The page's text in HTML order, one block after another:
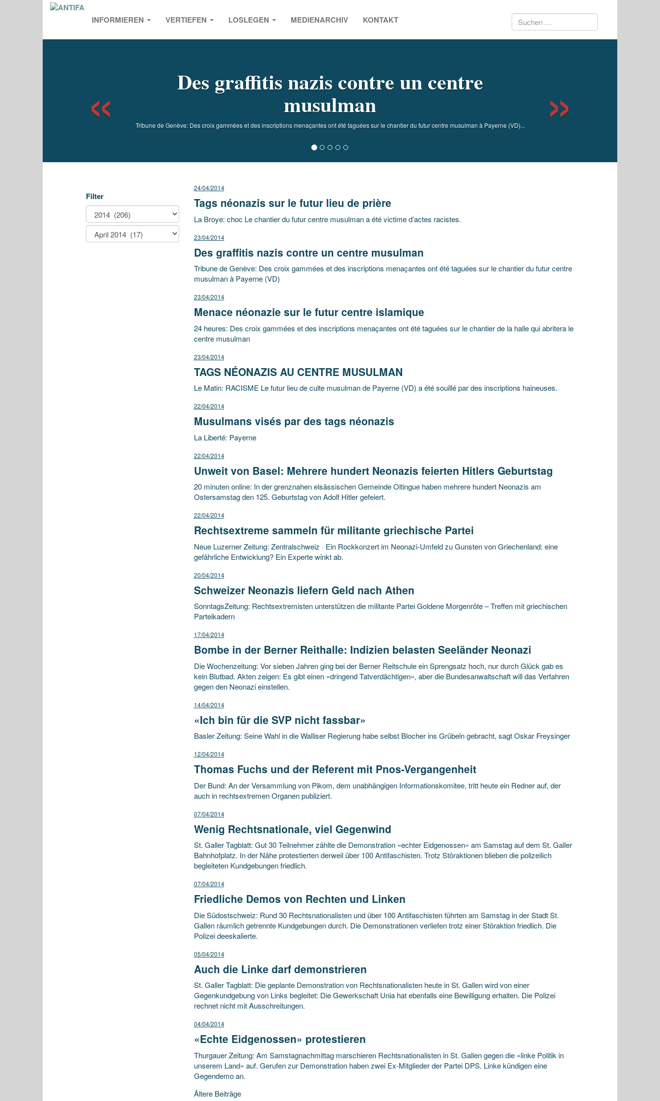
INFORMIEREN VERTIEFEN LOSLEGEN MEDIENARCHIV KONTAKT Suchen
Des graffitis nazis contre un centre
musulman
Tribune de Genève: Des croix gammées et des inscriptions menaçantes ont été taguées sur le chantier du futur centre musulman à Payerne (VD)...
Previous
Filter
24/04/2014
Tags néonazis sur le futur lieu de prière
La Broye: choc Le chantier du futur centre musulman a été victime d’actes racistes.
23/04/2014
Des graffitis nazis contre un centre musulman
Tribune de Genève: Des croix gammées et des inscriptions menaçantes ont été taguées sur le chantier du futur centre
musulman à Payerne (VD)
23/04/2014
Menace néonazie sur le futur centre islamique
24 heures: Des croix gammées et des inscriptions menaçantes ont été taguées sur le chantier de la halle qui abritera le
centre musulman
23/04/2014
TAGS NÉONAZIS AU CENTRE MUSULMAN
Le Matin: RACISME Le futur lieu de culte musulman de Payerne (VD) a été souillé par des inscriptions haineuses.
22/04/2014
Musulmans visés par des tags néonazis
La Liberté: Payerne
22/04/2014
Unweit von Basel: Mehrere hundert Neonazis feierten Hitlers Geburtstag
20 minuten online: In der grenznahen elsässischen Gemeinde Oltingue haben mehrere hundert Neonazis am
Ostersamstag den 125. Geburtstag von Adolf Hitler gefeiert.
22/04/2014
Rechtsextreme sammeln für militante griechische Partei
Neue Luzerner Zeitung: Zentralschweiz · Ein Rockkonzert im Neonazi-Umfeld zu Gunsten von Griechenland: eine
gefährliche Entwicklung? Ein Experte winkt ab.
20/04/2014
Schweizer Neonazis liefern Geld nach Athen
SonntagsZeitung: Rechtsextremisten unterstützen die militante Partei Goldene Morgenröte – Treffen mit griechischen
Parteikadern
17/04/2014
Bombe in der Berner Reithalle: Indizien belasten Seeländer Neonazi
Die Wochenzeitung: Vor sieben Jahren ging bei der Berner Reitschule ein Sprengsatz hoch, nur durch Glück gab es
kein Blutbad. Akten zeigen: Es gibt einen «dringend Tatverdächtigen», aber die Bundesanwaltschaft will das Verfahren
gegen den Neonazi einstellen.
14/04/2014
«Ich bin für die SVP nicht fassbar»
Basler Zeitung: Seine Wahl in die Walliser Regierung habe selbst Blocher ins Grübeln gebracht, sagt Oskar Freysinger
12/04/2014
Thomas Fuchs und der Referent mit Pnos-Vergangenheit
Der Bund: An der Versammlung von Pikom, dem unabhängigen Informationskomitee, tritt heute ein Redner auf, der
auch in rechtsextremen Organen publiziert.
07/04/2014
Wenig Rechtsnationale, viel Gegenwind
St. Galler Tagblatt: Gut 30 Teilnehmer zählte die Demonstration «echter Eidgenossen» am Samstag auf dem St. Galler
Bahnhofplatz. In der Nähe protestierten derweil über 100 Antifaschisten. Trotz Störaktionen blieben die polizeilich
begleiteten Kundgebungen friedlich.
07/04/2014
Friedliche Demos von Rechten und Linken
Die Südostschweiz: Rund 30 Rechtsnationalisten und über 100 Antifaschisten führten am Samstag in der Stadt St.
Gallen räumlich getrennte Kundgebungen durch. Die Demonstrationen verliefen trotz einer Störaktion friedlich. Die
Polizei deeskalierte.
05/04/2014
Auch die Linke darf demonstrieren
St. Galler Tagblatt: Die geplante Demonstration von Rechtsnationalisten heute in St. Gallen wird von einer
Gegenkundgebung von Links begleitet: Die Gewerkschaft Unia hat ebenfalls eine Bewilligung erhalten. Die Polizei
rechnet nicht mit Ausschreitungen.
04/04/2014
«Echte Eidgenossen» protestieren
Thurgauer Zeitung: Am Samstagnachmittag marschieren Rechtsnationalisten in St. Gallen gegen die «linke Politik in
unserem Land» auf. Gerufen zur Demonstration haben zwei Ex-Mitglieder der Partei DPS. Linke kündigen eine
Gegendemo an.
Beitragsnavigation
Ältere Beiträge